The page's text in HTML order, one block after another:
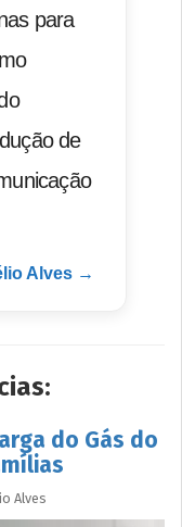
para
de
Alves →
do Gás do
Alves